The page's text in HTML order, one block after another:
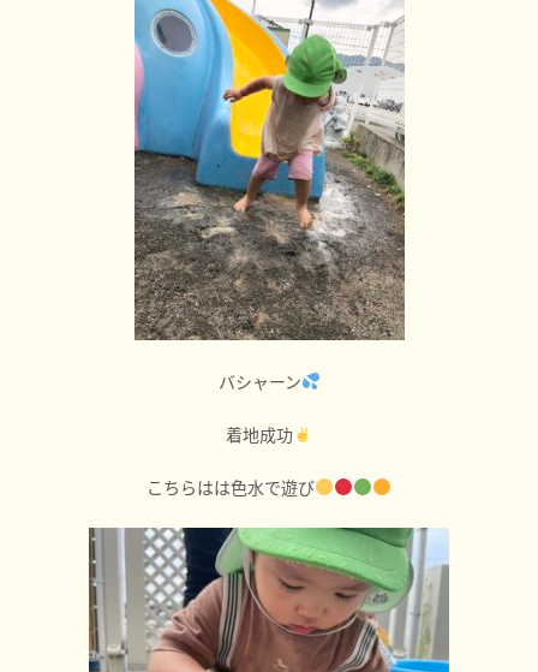
バシャーン
着地成功
こちらはは色水で遊び